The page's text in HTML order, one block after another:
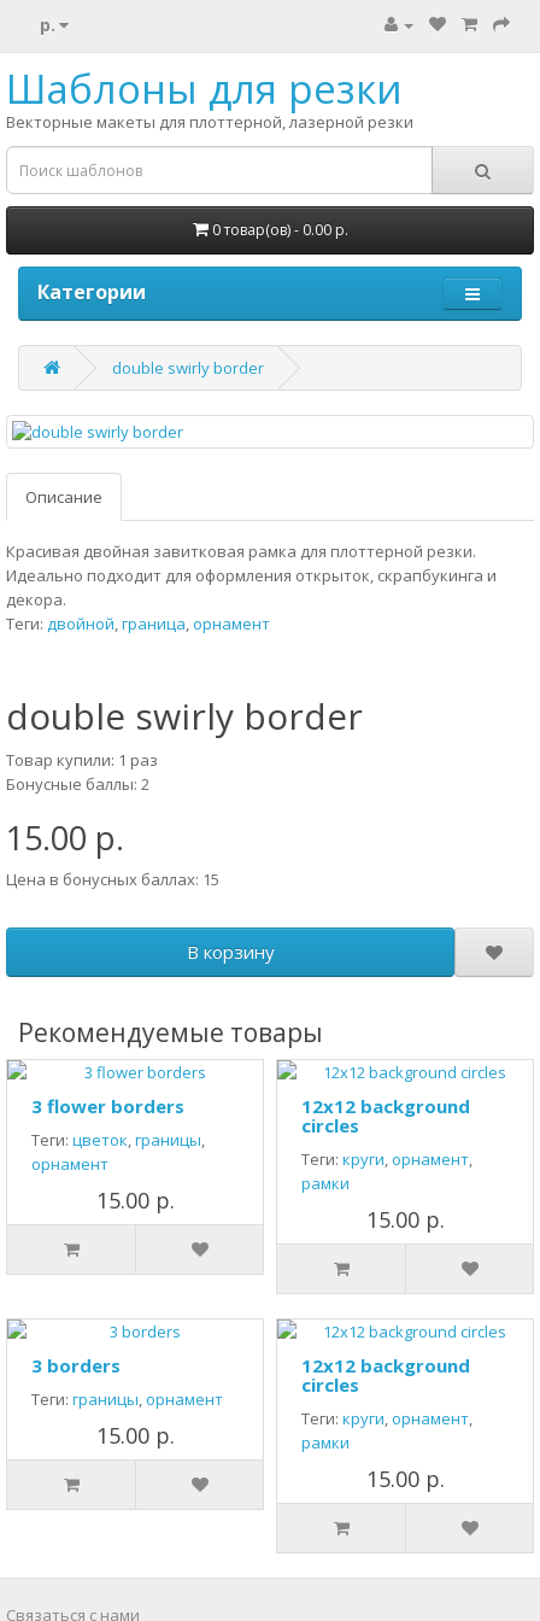
р.
Шаблоны для резки
Векторные макеты для плоттерной, лазерной резки
0 товар(ов) - 0.00 р.
Категории
double swirly border
Описание
Красивая двойная завитковая рамка для плоттерной резки.
Идеально подходит для оформления открыток, скрапбукинга и
декора.
Теги: двойной,граница,орнамент
double swirly border
Товар купили: 1 раз
Бонусные баллы: 2
15.00 р.
Цена в бонусных баллах: 15
В корзину
Рекомендуемые товары
3 flower borders
Теги: цветок,границы,
орнамент
15.00 р.
12x12 background
circles
Теги: круги,орнамент,
рамки
15.00 р.
3 borders
Теги: границы,орнамент
15.00 р.
12x12 background
circles
Теги: круги,орнамент,
рамки
15.00 р.
Связаться с нами